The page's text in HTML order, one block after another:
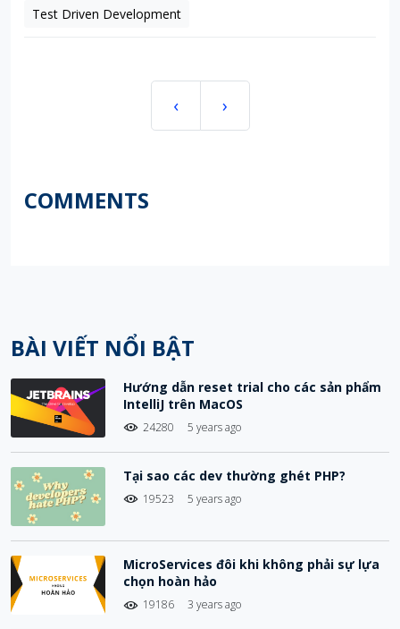
Test Driven Development
‹ ›
COMMENTS
BÀI VIẾT NỔI BẬT
Hướng dẫn reset trial cho các sản phẩm
IntelliJ trên MacOS
24280 5 years ago
Tại sao các dev thường ghét PHP?
19523 5 years ago
MicroServices đôi khi không phải sự lựa
chọn hoàn hảo
19186 3 years ago